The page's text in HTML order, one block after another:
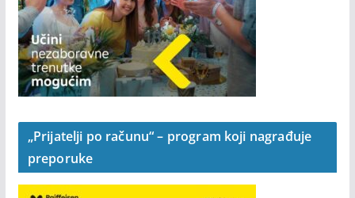
„Prijatelji po računu“ – program koji nagrađuje
preporuke